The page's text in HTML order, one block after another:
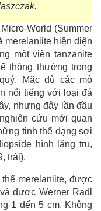
World (Summer
merelaniite hiện diện
một viên tanzanite
thông thường trong
Mặc dù các mỏ
nổi tiếng với loại đá
nhưng đây lần đầu
cứu mới quan
tinh thể dạng sợi
hình lăng trụ,
trái).
merelaniite, được
được Werner Radl
1 đến 5 cm. Không